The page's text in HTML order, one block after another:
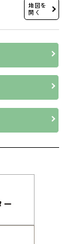
地図を
開く